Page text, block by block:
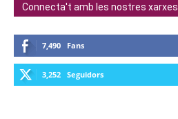
Connecta't amb les nostres xarxes
7,490 Fans
3,252 Seguidors